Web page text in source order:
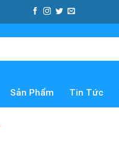
Sản Phẩm Tin Tức